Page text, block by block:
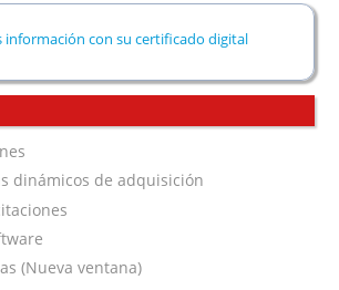
información con su certificado digital
dinámicos de adquisición
(Nueva ventana)